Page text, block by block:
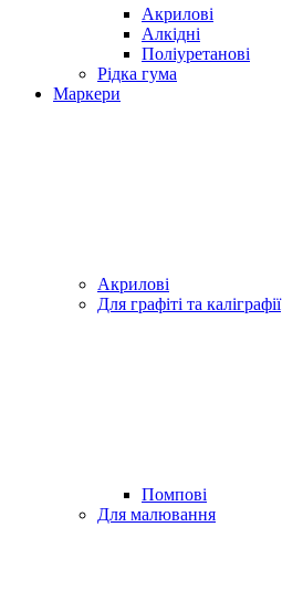
Акрилові
Алкідні
Поліуретанові
Рідка гума
Маркери
Акрилові
Для графіті та каліграфії
Помпові
Для малювання